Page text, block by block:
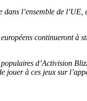
l’ensemble de
continueront à
d’Activision
jouer à ces jeux sur